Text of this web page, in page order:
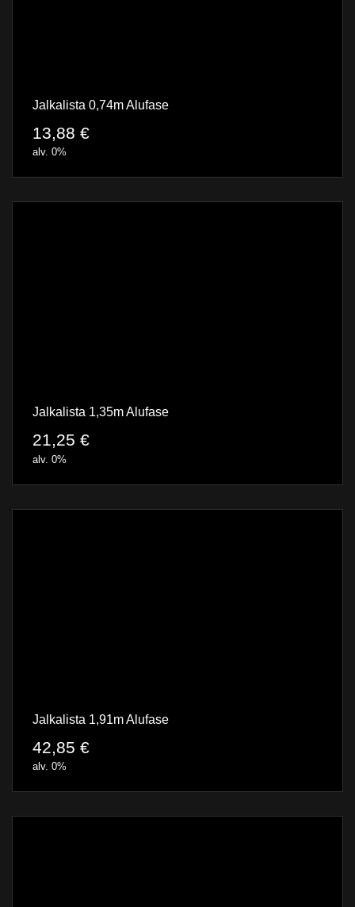
Jalkalista 0,74m Alufase
13,88 €
alv. 0%
Jalkalista 1,35m Alufase
21,25 €
alv. 0%
Jalkalista 1,91m Alufase
42,85 €
alv. 0%